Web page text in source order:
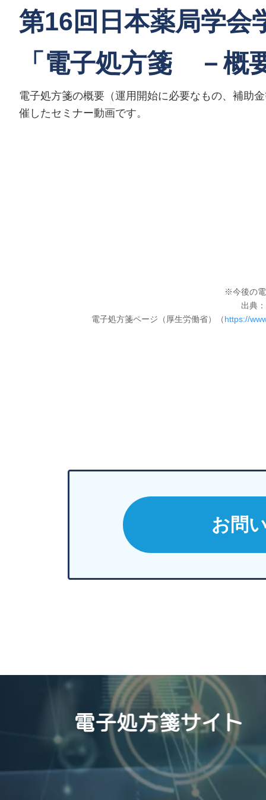
第16回日本薬局学会
「電子処方箋 －概
電子処方箋の概要（運用開始に必要なもの、補助
催したセミナー動画です。
※今後の
出典
電子処方箋ページ（厚生労働省）（https://
お問